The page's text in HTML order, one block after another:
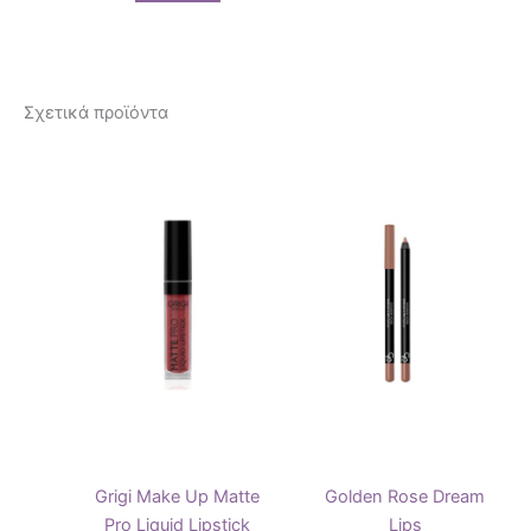
Σχετικά προϊόντα
Grigi Make Up Matte
Pro Liquid Lipstick
σελίδα
Golden Rose Dream
Lips
σελίδα